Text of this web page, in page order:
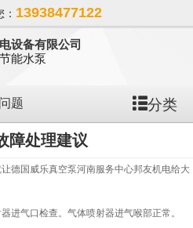
13938477122
设备有限公司
能水泵
题 分类
障处理建议
德国威乐真空泵河南服务中心邦友机电给大
进气口检查。气体喷射器进气喉部正常。